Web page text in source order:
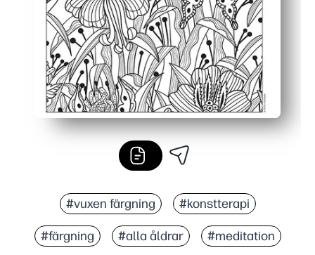
#vuxen färgning #konstterapi
#färgning #alla åldrar #meditation